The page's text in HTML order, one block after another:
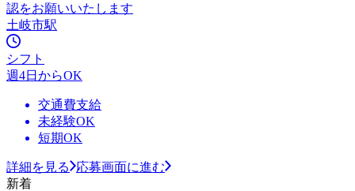
認をお願いいたします
土岐市駅
シフト
週4日からOK
交通費支給
未経験OK
短期OK
詳細を見る
応募画面に進む
新着